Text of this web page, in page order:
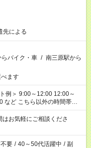
先による
らバイク・車 / 南三原駅から
ます
間帯も
お気軽にご相談くださ
要 / 40～50代活躍中 / 副